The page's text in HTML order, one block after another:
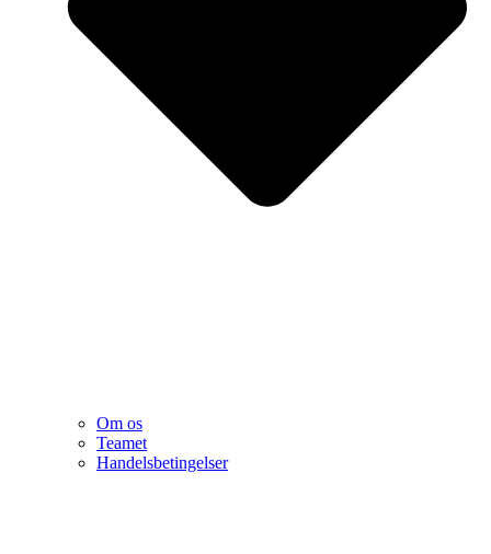
Om os
Teamet
Handelsbetingelser